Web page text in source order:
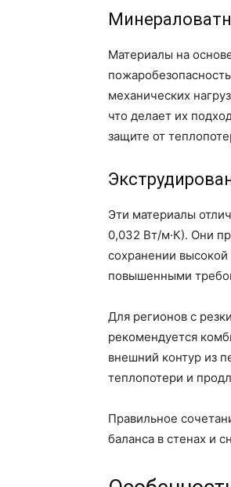
Материалы на
механических
что делает их
защите от
Эти материалы
0,032 Вт/м·К). Они
сохранении
повышенными
Для регионов с
рекомендуется
внешний контур из
теплопотери и
Правильное
баланса в стенах и